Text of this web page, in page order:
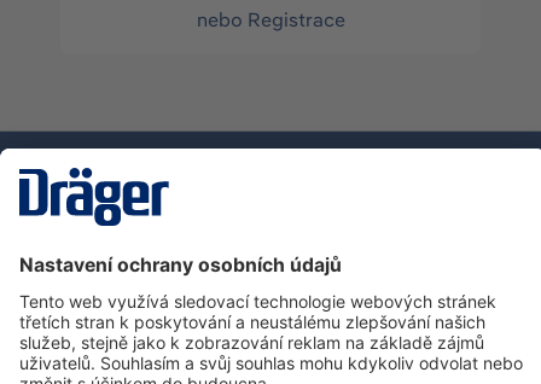
nebo Registrace
Zákaznická infolinka
O společnosti Dräger